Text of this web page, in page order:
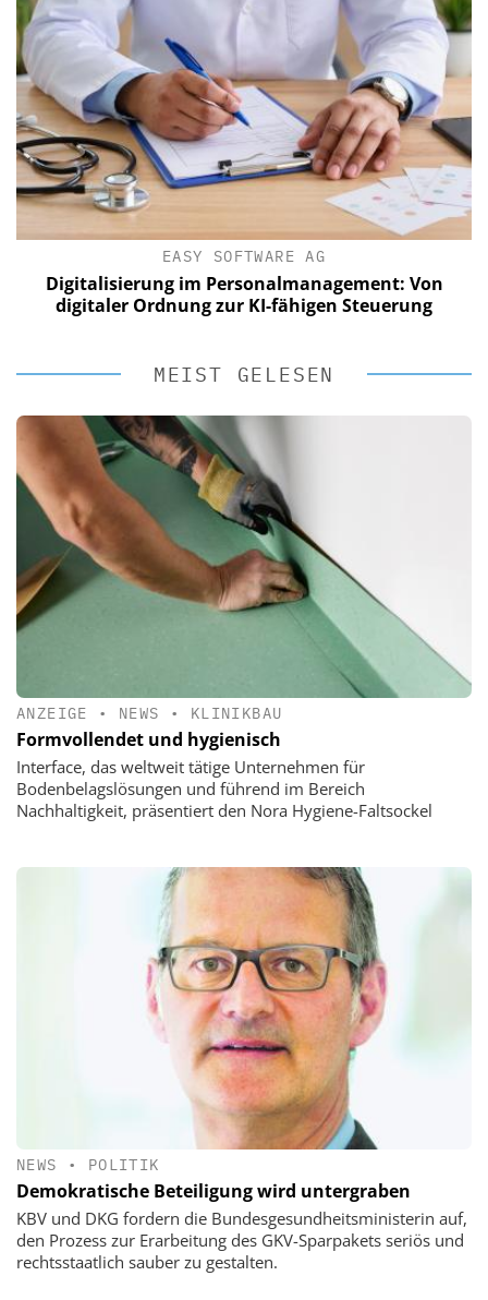
EASY SOFTWARE AG
Digitalisierung im Personalmanagement: Von
digitaler Ordnung zur KI-fähigen Steuerung
MEIST GELESEN
ANZEIGE • NEWS • KLINIKBAU
Formvollendet und hygienisch
Interface, das weltweit tätige Unternehmen für
Bodenbelagslösungen und führend im Bereich
Nachhaltigkeit, präsentiert den Nora Hygiene-Faltsockel
NEWS • POLITIK
Demokratische Beteiligung wird untergraben
KBV und DKG fordern die Bundesgesundheitsministerin auf,
den Prozess zur Erarbeitung des GKV-Sparpakets seriös und
rechtsstaatlich sauber zu gestalten.